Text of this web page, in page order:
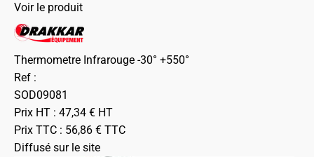
Voir le produit
Thermometre Infrarouge -30° +550°
Ref :
SOD09081
Prix HT : 47,34 € HT
Prix TTC : 56,86 € TTC
Diffusé sur le site